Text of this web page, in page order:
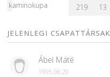
kaminokupa
219 13
JELENLEGI CSAPATTÁRSAK
Ábel Máté
1995.08.29